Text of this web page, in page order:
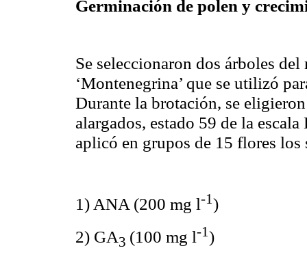
Germinación de polen y
Se seleccionaron dos árboles
‘Montenegrina’ que se utilizó
Durante la brotación, se
alargados, estado 59 de la
aplicó en grupos de 15 flores
1) ANA (200 mg l-1)
2) GA3 (100 mg l-1)